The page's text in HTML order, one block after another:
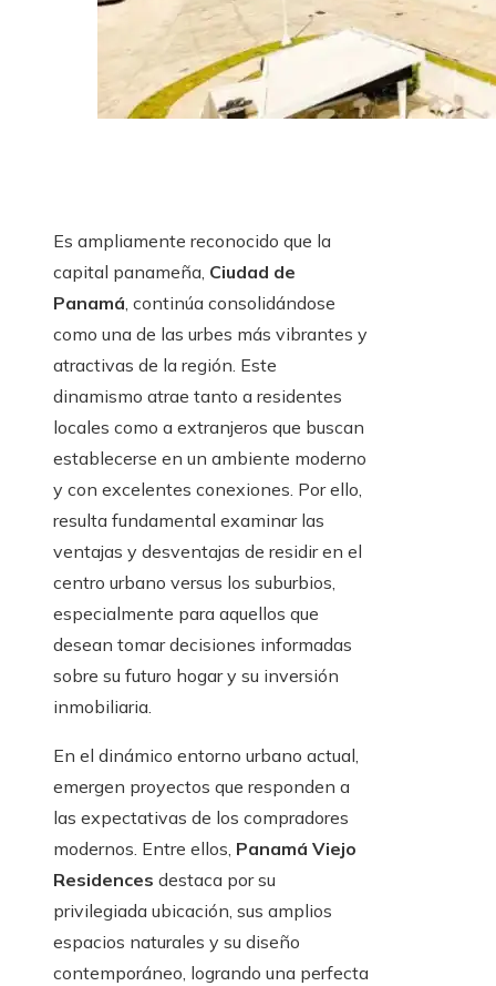
Es ampliamente reconocido que la
capital panameña, Ciudad de
Panamá, continúa consolidándose
como una de las urbes más vibrantes y
atractivas de la región. Este
dinamismo atrae tanto a residentes
locales como a extranjeros que buscan
establecerse en un ambiente moderno
y con excelentes conexiones. Por ello,
resulta fundamental examinar las
ventajas y desventajas de residir en el
centro urbano versus los suburbios,
especialmente para aquellos que
desean tomar decisiones informadas
sobre su futuro hogar y su inversión
inmobiliaria.
En el dinámico entorno urbano actual,
emergen proyectos que responden a
las expectativas de los compradores
modernos. Entre ellos, Panamá Viejo
Residences destaca por su
privilegiada ubicación, sus amplios
espacios naturales y su diseño
contemporáneo, logrando una perfecta